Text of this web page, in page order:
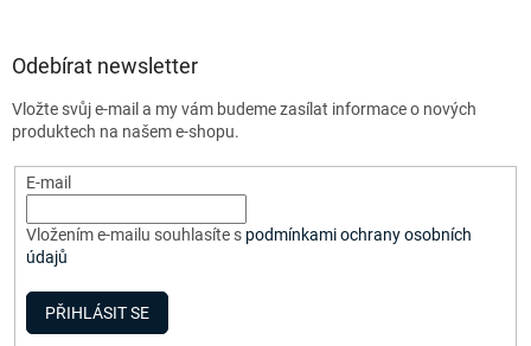
Odebírat newsletter
Vložte svůj e-mail a my vám budeme zasílat informace o nových
produktech na našem e-shopu.
E-mail
Vložením e-mailu souhlasíte s podmínkami ochrany osobních
údajů
PŘIHLÁSIT SE